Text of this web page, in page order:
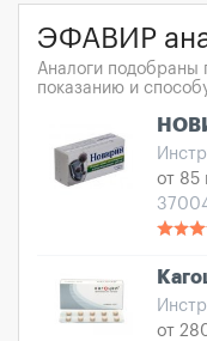
ЭФАВИР
Аналоги подобраны
показанию и
от 85
от